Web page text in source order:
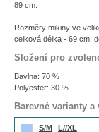
89 cm.
Rozměry mikiny ve
celková délka - 69 cm,
Složení pro
Bavlna: 70 %
Polyester: 30 %
Barevné varianty a
S/M L//XL